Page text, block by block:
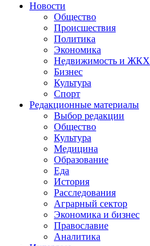
Новости
Общество
Происшествия
Политика
Экономика
Недвижимость и ЖКХ
Бизнес
Культура
Спорт
Редакционные материалы
Выбор редакции
Общество
Культура
Медицина
Образование
Еда
История
Расследования
Аграрный сектор
Экономика и бизнес
Православие
Аналитика